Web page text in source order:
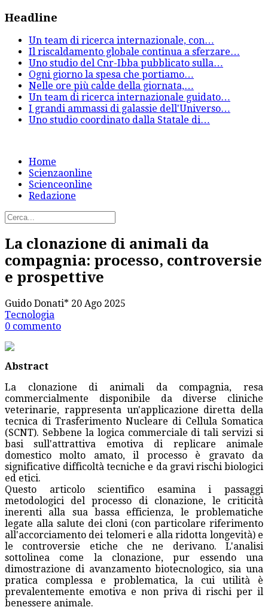
Headline
Un team di ricerca internazionale, con…
Il riscaldamento globale continua a sferzare…
Uno studio del Cnr-Ibba pubblicato sulla…
Ogni giorno la spesa che portiamo…
Nelle ore più calde della giornata,…
Un team di ricerca internazionale guidato…
I grandi ammassi di galassie dell'Universo…
Uno studio coordinato dalla Statale di…
Home
Scienzaonline
Scienceonline
Redazione
La clonazione di animali da
compagnia: processo, controversie
e prospettive
Guido Donati* 20 Ago 2025
Tecnologia
0 commento
Abstract
La clonazione di animali da compagnia, resa
commercialmente disponibile da diverse cliniche
veterinarie, rappresenta un'applicazione diretta della
tecnica di Trasferimento Nucleare di Cellula Somatica
(SCNT). Sebbene la logica commerciale di tali servizi si
basi sull'attrattiva emotiva di replicare animale
domestico molto amato, il processo è gravato da
significative difficoltà tecniche e da gravi rischi biologici
ed etici.
Questo articolo scientifico esamina i passaggi
metodologici del processo di clonazione, le criticità
inerenti alla sua bassa efficienza, le problematiche
legate alla salute dei cloni (con particolare riferimento
all'accorciamento dei telomeri e alla ridotta longevità) e
le controversie etiche che ne derivano. L'analisi
sottolinea come la clonazione, pur essendo una
dimostrazione di avanzamento biotecnologico, sia una
pratica complessa e problematica, la cui utilità è
prevalentemente emotiva e non priva di rischi per il
benessere animale.